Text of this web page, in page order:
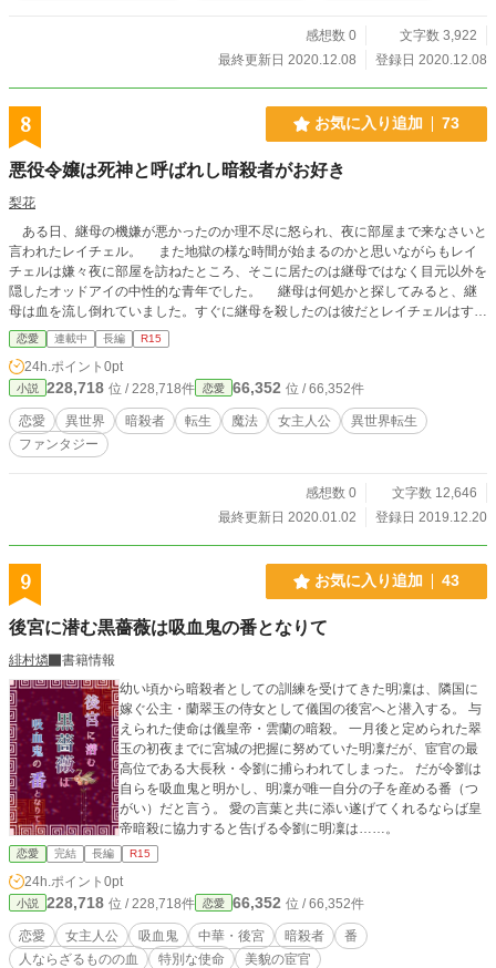
感想数 0
文字数 3,922
最終更新日 2020.12.08
登録日 2020.12.08
8 お気に入り追加 73
悪役令嬢は死神と呼ばれし暗殺者がお好き
梨花
ある日、継母の機嫌が悪かったのか理不尽に怒られ、夜に部屋まで来なさいと
言われたレイチェル。 また地獄の様な時間が始まるのかと思いながらもレイ
チェルは嫌々夜に部屋を訪ねたところ、そこに居たのは継母ではなく目元以外を
隠したオッドアイの中性的な青年でした。 継母は何処かと探してみると、継
母は血を流し倒れていました。すぐに継母を殺したのは彼だとレイチェルはすぐ
に理解しました。 彼はじっとレイチェルを見つめ、 「俺が見えるの？それ
に………悲鳴、あげなくていいの？」 と、少し目を見開き問いかけました。
レイチェルは、 「その人はいつも私を打つもの。きっと私以外にも何かし
て恨みでも買ったのよ」 と答えました。 「そんなことより、貴方のことを
知りたいわ。何故貴方は私に自分が見えるのかって聞いたの？お名前は？」
彼は少し首を傾げ、 「………ナイ」 「ナイ？ナイっていうのね！私はヒー
ル公爵家長女のレイチェル・ヒールよ。レイって呼んで？ところで、ナイの目は
レイチェルは、胸を高鳴らせたのでした。 これは、乙女ゲームの悪役令嬢に
死神と呼ばれる暗殺者の少年の物語。 亀更新です。ごめんなさい(_ _;)
恋愛 連載中 長編 R15
24h.ポイント 0pt
小説 228,718 位 / 228,718件 恋愛 66,352 位 / 66,352件
恋愛 異世界 暗殺者 転生 魔法 女主人公
異世界転生
ファンタジー
感想数 0
文字数 12,646
最終更新日 2020.01.02
登録日 2019.12.20
9 お気に入り追加 43
後宮に潜む黒薔薇は吸血鬼の番となりて
緋村燐
書籍情報
幼い頃から暗殺者としての訓練を受けてきた明凜は、隣国に
嫁ぐ公主・蘭翠玉の侍女として儀国の後宮へと潜入する。 与
えられた使命は儀皇帝・雲蘭の暗殺。 一月後と定められた翠
玉の初夜までに宮城の把握に努めていた明凜だが、宦官の最
高位である大長秋・令劉に捕らわれてしまった。 だが令劉は
自らを吸血鬼と明かし、明凜が唯一自分の子を産める番（つ
がい）だと言う。 愛の言葉と共に添い遂げてくれるならば皇
帝暗殺に協力すると告げる令劉に明凜は……。
恋愛 完結 長編 R15
24h.ポイント 0pt
小説 228,718 位 / 228,718件 恋愛 66,352 位 / 66,352件
恋愛 女主人公 吸血鬼 中華・後宮 暗殺者
番
人ならざるものの血
特別な使命 美貌の宦官